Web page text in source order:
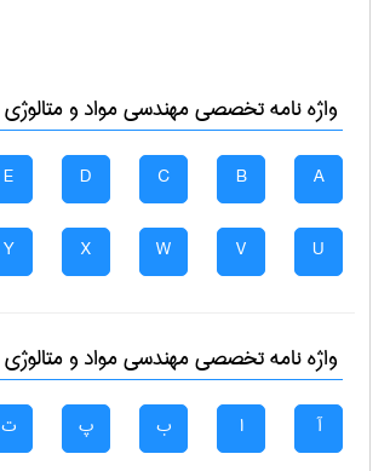
واژه نامه تخصصیمهندسی مواد و متالوژی
A
B
C
D
E
U
V
W
X
Y
واژه نامه تخصصیمهندسی مواد و متالوژی
آ ا ب پ ت